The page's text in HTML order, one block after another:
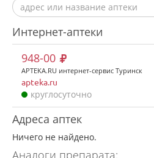
Интернет-аптеки
948-00
APTEKA.RU интернет-сервис Туринск
apteka.ru
круглосуточно
Адреса аптек
Ничего не найдено.
Аналоги препарата: